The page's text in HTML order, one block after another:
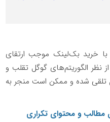
خرید بک‌لینک موجب ارتقای
نظر الگوریتم‌های گوگل تقلب و
شده و ممکن است منجر به
مطالب و محتوای تکراری